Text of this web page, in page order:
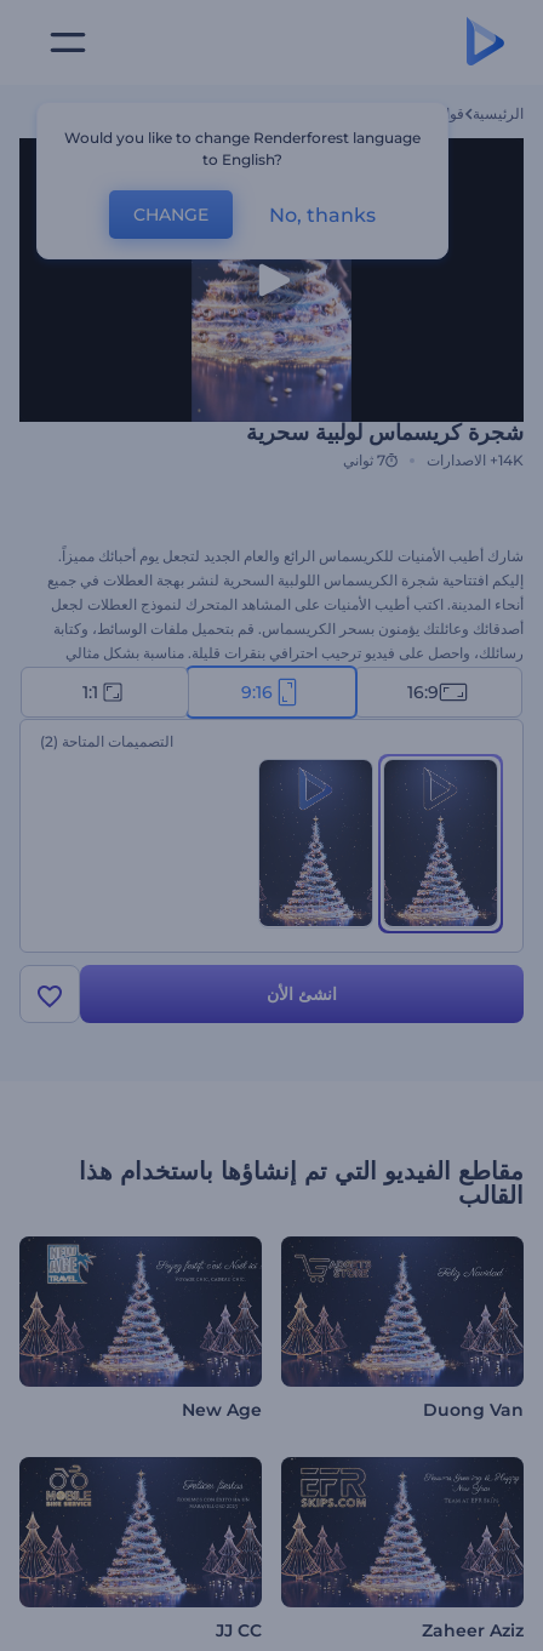
الرئيسية قوالب
شجرة كريسماس لولبية سحرية
14K+ الاصدارات 7 ثواني
شارك أطيب الأمنيات للكريسماس الرائع والعام الجديد لتجعل يوم أحبائك مميزاً.
إليكم افتتاحية شجرة الكريسماس اللولبية السحرية لنشر بهجة العطلات في جميع
أنحاء المدينة. اكتب أطيب الأمنيات على المشاهد المتحرك لنموذج العطلات لجعل
أصدقائك وعائلتك يؤمنون بسحر الكريسماس. قم بتحميل ملفات الوسائط، وكتابة
رسائلك، واحصل على فيديو ترحيب احترافي بنقرات قليلة. مناسبة بشكل مثالي
للإعلانات التلفزيونية، ودعوات عشاء الكريسماس، فيديو التهنئة، وغيرها الكثير. جرب
16:9
9:16
1:1
التصميمات المتاحة (2)
انشئ الأن
مقاطع الفيديو التي تم إنشاؤها باستخدام هذا
القالب
Duong Van
New Age
Zaheer Aziz
JJ CC
Would you like to change Renderforest language
to English?
CHANGE No, thanks